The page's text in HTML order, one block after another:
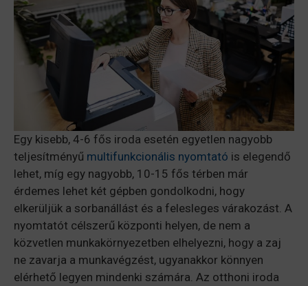
Egy kisebb, 4-6 fős iroda esetén egyetlen nagyobb
teljesítményű multifunkcionális nyomtató is elegendő
lehet, míg egy nagyobb, 10-15 fős térben már
érdemes lehet két gépben gondolkodni, hogy
elkerüljük a sorbanállást és a felesleges várakozást. A
nyomtatót célszerű központi helyen, de nem a
közvetlen munkakörnyezetben elhelyezni, hogy a zaj
ne zavarja a munkavégzést, ugyanakkor könnyen
elérhető legyen mindenki számára. Az otthoni iroda